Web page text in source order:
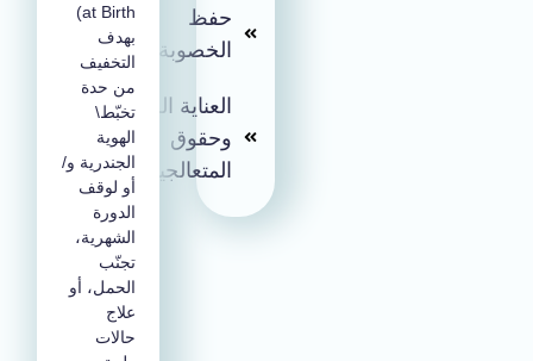
حفظ
الخصوبة
العناية الطبية
وحقوق
المتعالجين.ات
at Birth)
بهدف
التخفيف
من حدة
تخبّط\
الهوية
الجندرية و/
أو لوقف
الدورة
الشهرية،
تجنّب
الحمل، أو
حالات